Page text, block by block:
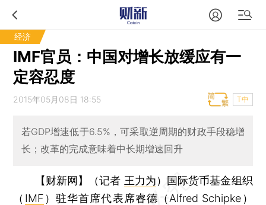
经济
IMF官员：中国对增长放缓应有一
定容忍度
2015年05月08日 18:55 T中
若GDP增速低于6.5%，可采取逆周期的财政手段稳增
长；改革的完成意味着中长期增速回升
【财新网】（记者 王力为） 国际货币基金组织
（ IMF ）驻华首席代表席睿德（Alfred Schipke）